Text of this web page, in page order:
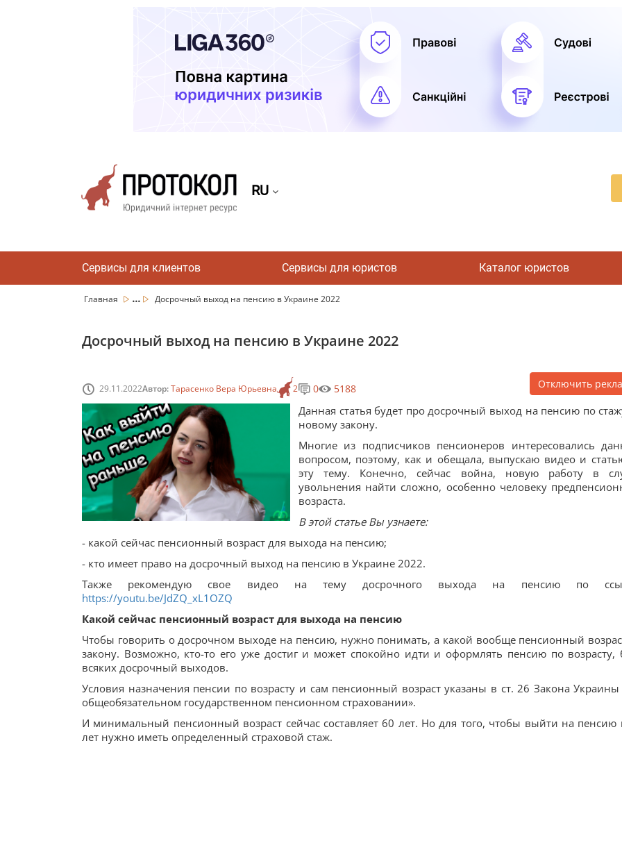
RU
Сервисы для клиентов Сервисы для юристов Каталог юристов
Главная ... Досрочный выход на пенсию в Украине 2022
Досрочный выход на пенсию в Украине 2022
29.11.2022Автор:Тарасенко Вера Юрьевна 2 0 5188 Отключить
Данная статья будет про досрочный выход на пенсию по
новому закону.
Многие из подписчиков пенсионеров интересовались
вопросом, поэтому, как и обещала, выпускаю видео и
эту тему. Конечно, сейчас война, новую работу в
увольнения найти сложно, особенно человеку
возраста.
В этой статье Вы узнаете:
- какой сейчас пенсионный возраст для выхода на пенсию;
- кто имеет право на досрочный выход на пенсию в Украине 2022.
Также рекомендую свое видео на тему досрочного выхода на пенсию по
https://youtu.be/JdZQ_xL1OZQ
Какой сейчас пенсионный возраст для выхода на пенсию
Чтобы говорить о досрочном выходе на пенсию, нужно понимать, а какой вообще пенсионный
закону. Возможно, кто-то его уже достиг и может спокойно идти и оформлять пенсию по возрасту,
всяких досрочный выходов.
Условия назначения пенсии по возрасту и сам пенсионный возраст указаны в ст. 26 Закона
общеобязательном государственном пенсионном страховании».
И минимальный пенсионный возраст сейчас составляет 60 лет. Но для того, чтобы выйти на пенсию
лет нужно иметь определенный страховой стаж.